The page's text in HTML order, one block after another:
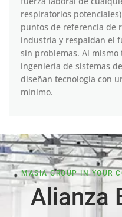
respiratorios
puntos de referencia de
industria y respaldan el
sin problemas. Al
ingeniería de sistemas
diseñan tecnología con
mínimo.
MASIA GROUP IN YOUR
Alianza